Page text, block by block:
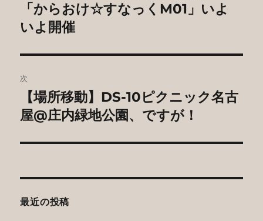
ナ
ビ
ゲ
ー
シ
の
投
「からおけ☆すなっくM01」いよ
いよ開催
次
の
稿:
【場所移動】DS-10ピクニック名古
屋@庄内緑地公園、ですが！
最近の投稿